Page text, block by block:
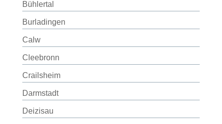
Bühlertal
Burladingen
Calw
Cleebronn
Crailsheim
Darmstadt
Deizisau